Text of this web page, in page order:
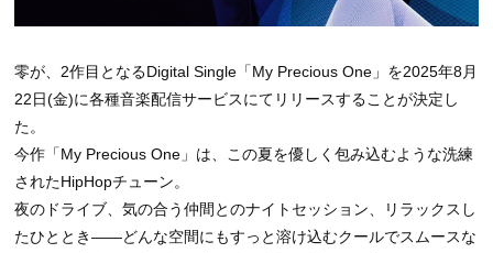
零が、2作目となるDigital Single「My Precious One」を2025年8月
22日(金)に各種音楽配信サービスにてリリースすることが決定し
た。
今作「My Precious One」は、この夏を優しく包み込むような洗練
されたHipHopチューン。
夜のドライブ、気の合う仲間とのナイトセッション、リラックスし
たひととき——どんな空間にもすっと溶け込むクールでスムースな